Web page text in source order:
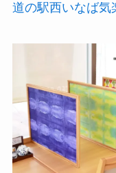
道の駅西いなば気